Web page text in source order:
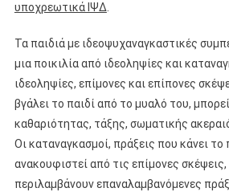
υποχρεωτικά ΙΨΔ
Τα παιδιά με ιδεοψυχαναγκαστικές
μια ποικιλία από ιδεοληψίες και
ιδεοληψίες, επίμονες και επίπονες
βγάλει το παιδί από το μυαλό του,
καθαριότητας, τάξης, σωματικής
Οι καταναγκασμοί, πράξεις που κάνει το
ανακουφιστεί από τις επίμονες
περιλαμβάνουν επαναλαμβανόμενες